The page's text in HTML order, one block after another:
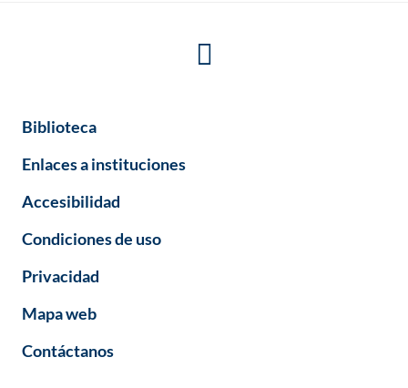
Biblioteca
Enlaces a instituciones
Accesibilidad
Condiciones de uso
Privacidad
Mapa web
Contáctanos